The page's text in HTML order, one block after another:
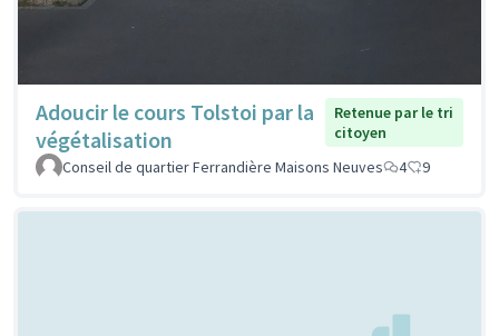
Adoucir le cours Tolstoi par la
végétalisation
Retenue par le tri
citoyen
Conseil de quartier Ferrandière Maisons Neuves
4 9